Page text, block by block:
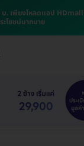
. เพียงโหลดแอป
โยชน์มากมาย